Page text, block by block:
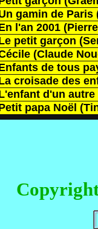
gamin de Paris
l'an 2001
petit garçon
(Claude
de tous
croisade des
d'un autre
papa Noël